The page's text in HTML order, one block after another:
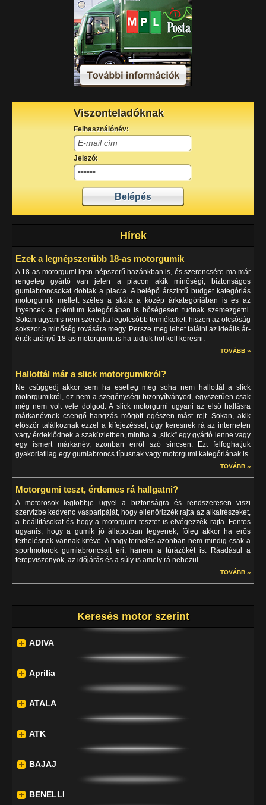
Viszonteladóknak
Felhasználónév:
Jelszó:
Hírek
Ezek a legnépszerűbb 18-as motorgumik
A 18-as motorgumi igen népszerű hazánkban is, és szerencsére ma már
rengeteg gyártó van jelen a piacon akik minőségi, biztonságos
gumiabroncsokat dobtak a piacra. A belépő árszintű budget kategóriás
motorgumik mellett széles a skála a közép árkategóriában is és az
ínyencek a prémium kategóriában is bőségesen tudnak szemezgetni.
Sokan ugyanis nem szeretika legolcsóbb termékeket, hiszen az olcsóság
sokszor a minőség rovására megy. Persze meg lehet találni az ideális ár-
érték arányú 18-as motorgumit is ha tudjuk hol kell keresni.
TOVÁBB ››
Hallottál már a slick motorgumikról?
Ne csüggedj akkor sem ha esetleg még soha nem hallottál a slick
motorgumikról, ez nem a szegénységi bizonyítványod, egyszerűen csak
még nem volt vele dolgod. A slick motorgumi ugyani az első hallásra
márkanévnek csengő hangzás mögött egészen mást rejt. Sokan, akik
először találkoznak ezzel a kifejezéssel, úgy keresnek rá az interneten
vagy érdeklődnek a szaküzletben, mintha a „slick” egy gyártó lenne vagy
egy ismert márkanév, azonban erről szó sincsen. Ezt felfoghatjuk
gyakorlatilag egy gumiabroncs típusnak vagy motorgumi kategóriának is.
TOVÁBB ››
Motorgumi teszt, érdemes rá hallgatni?
A motorosok legtöbbje ügyel a biztonságra és rendszeresen viszi
szervizbe kedvenc vasparipáját, hogy ellenőrizzék rajta az alkatrészeket,
a beállításokat és hogy a motorgumi tesztet is elvégezzék rajta. Fontos
ugyanis, hogy a gumik jó állapotban legyenek, főleg akkor ha erős
terhelésnek vannak kitéve. A nagy terhelés azonban nem mindig csak a
sportmotorok gumiabroncsait éri, hanem a túrázókét is. Ráadásul a
terepviszonyok, az időjárás és a súly is amely rá nehezül.
TOVÁBB ››
Keresés motor szerint
ADIVA
Aprilia
ATALA
ATK
BAJAJ
BENELLI